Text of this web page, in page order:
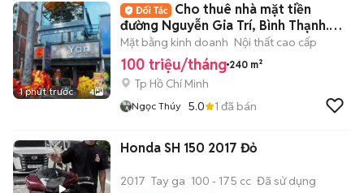
1 phút trước 4
Cho thuê nhà mặt tiền
đường Nguyễn Gia Trí, Bình Thạnh.
DT: 12x20m.
Mặt bằng kinh doanh Nội thất cao cấp
100 triệu/tháng 240 m²
Tp Hồ Chí Minh
Ngọc Thúy 5.0 1 đã bán
Honda SH 150 2017 Đỏ
2017 Tay ga 100 - 175 cc Đã sử dụng